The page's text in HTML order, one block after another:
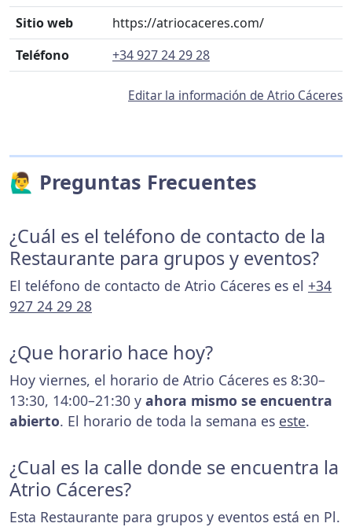
Sitio web
https://atriocaceres.com/
Teléfono
+34 927 24 29 28
Editar la información de Atrio Cáceres
🙋‍♂️ Preguntas Frecuentes
¿Cuál es el teléfono de contacto de la
Restaurante para grupos y eventos?
El teléfono de contacto de Atrio Cáceres es el +34
927 24 29 28
¿Que horario hace hoy?
Hoy viernes, el horario de Atrio Cáceres es 8:30–
13:30, 14:00–21:30 y ahora mismo se encuentra
abierto. El horario de toda la semana es este.
¿Cual es la calle donde se encuentra la
Atrio Cáceres?
Esta Restaurante para grupos y eventos está en Pl.